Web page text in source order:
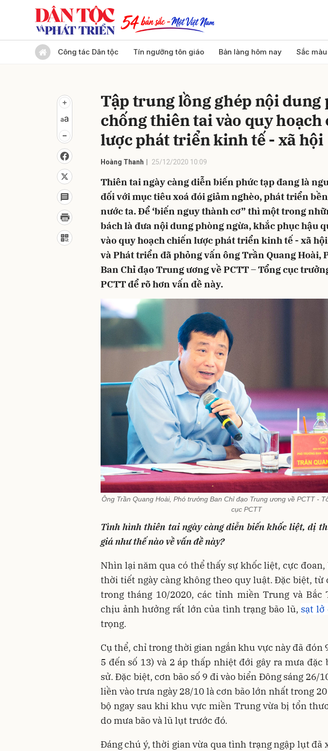
Công tác Dân tộc Tín ngưỡng tôn giáo Bản làng hôm nay Sắc
Tập trung lồng ghép nội dung
chống thiên tai vào quy hoạch
lược phát triển kinh tế - xã hội
Hoàng Thanh 25/12/2020 10:09
Thiên tai ngày càng diễn biến phức tạp đang là
đối với mục tiêu xoá đói giảm nghèo, phát triển
nước ta. Để ‘biến nguy thành cơ” thì một trong
bách là đưa nội dung phòng ngừa, khắc phục hậu
vào quy hoạch chiến lược phát triển kinh tế - xã
và Phát triển đã phỏng vấn ông Trần Quang Hoài,
Ban Chỉ đạo Trung ương về PCTT – Tổng cục
PCTT để rõ hơn vấn đề này.
Ông Trần Quang Hoài, Phó trưởng Ban Chỉ đạo Trung ương về PCTT -
cục PCTT
Tình hình thiên tai ngày càng diễn biến khốc liệt, dị
giá như thế nào về vấn đề này?
Nhìn lại năm qua có thể thấy sự khốc liệt, cực
thời tiết ngày càng không theo quy luật. Đặc biệt, từ
trong tháng 10/2020, các tỉnh miền Trung và Bắc
chịu ảnh hưởng rất lớn của tình trạng bão lũ, sạt lở
trọng.
Cụ thể, chỉ trong thời gian ngắn khu vực này đã đón
5 đến số 13) và 2 áp thấp nhiệt đới gây ra mưa
sử. Đặc biệt, cơn bão số 9 đi vào biển Đông sáng 26/
liền vào trưa ngày 28/10 là cơn bão lớn nhất trong
bộ ngay sau khi khu vực miền Trung vừa bị tổn
do mưa bão và lũ lụt trước đó.
Đáng chú ý, thời gian vừa qua tình trạng ngập lụt đã
Gửi bình luận